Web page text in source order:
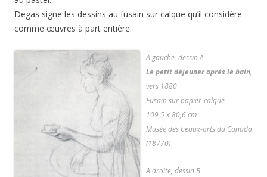
Degas signe les dessins au fusain sur calque qu’il considère
comme œuvres à part entière.
A gauche, dessin A
Le petit déjeuner après le bain
vers 1880
Fusain sur papier-calque
109,5 x 80,6 cm
Musée des beaux-arts du Canada
(18770)
A droite, dessin B